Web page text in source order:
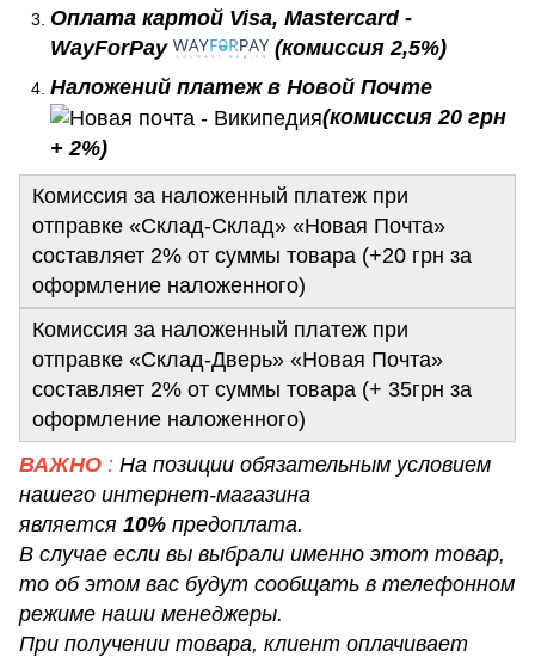
Оплата картой Visa, Mastercard -
WayForPay
(комиссия 2,5%)
Наложений платеж в Новой Почте
(комиссия 20 грн
+ 2%)
Комиссия за наложенный платеж при
отправке «Склад-Склад» «Новая Почта»
составляет 2% от суммы товара (+20 грн за
оформление наложенного)
Комиссия за наложенный платеж при
отправке «Склад-Дверь» «Новая Почта»
составляет 2% от суммы товара (+ 35грн за
оформление наложенного)
ВАЖНО : На позиции обязательным условием
нашего интернет-магазина
является 10% предоплата.
В случае если вы выбрали именно этот товар,
то об этом вас будут сообщать в телефонном
режиме наши менеджеры.
При получении товара, клиент оплачивает